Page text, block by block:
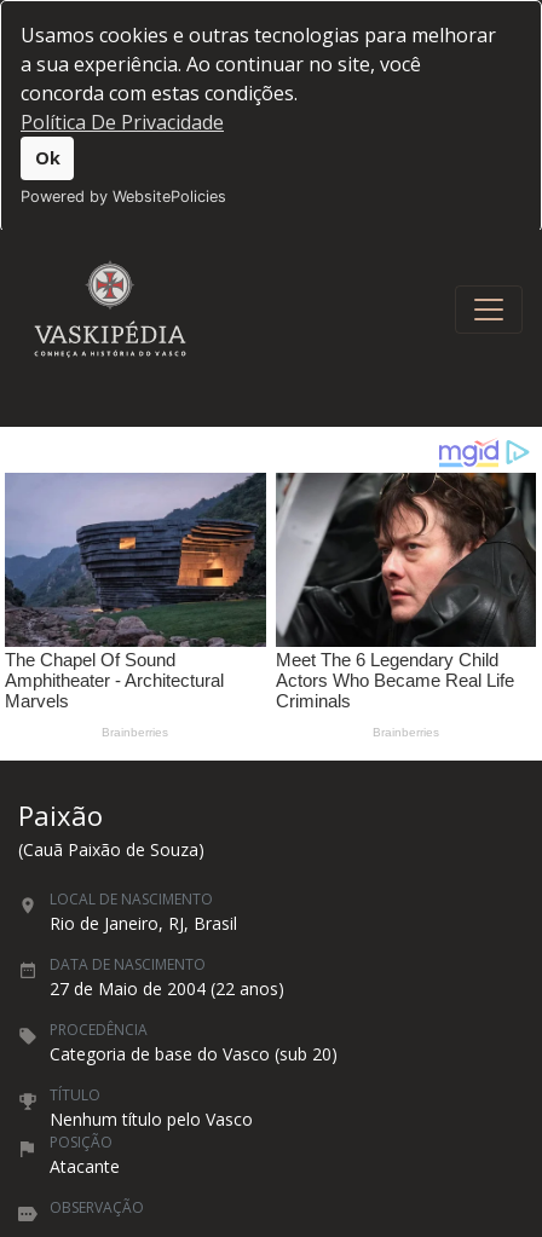
Usamos cookies e outras tecnologias para melhorar
a sua experiência. Ao continuar no site, você
concorda com estas condições.
Política De Privacidade
Ok
Powered by WebsitePolicies
Paixão
(Cauã Paixão de Souza)
LOCAL DE NASCIMENTO
Rio de Janeiro, RJ, Brasil
DATA DE NASCIMENTO
27 de Maio de 2004 (22 anos)
PROCEDÊNCIA
Categoria de base do Vasco (sub 20)
TÍTULO
Nenhum título pelo Vasco
POSIÇÃO
Atacante
OBSERVAÇÃO